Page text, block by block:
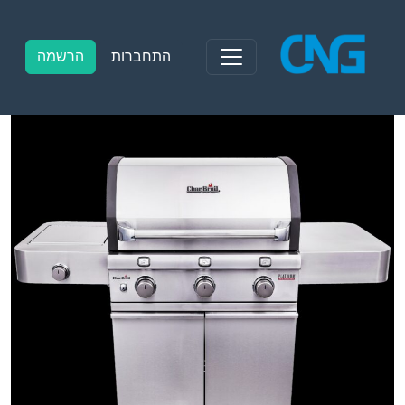
content
התחברות הרשמה